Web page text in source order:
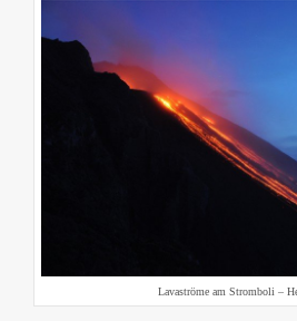
Lavaströme am Stromboli –